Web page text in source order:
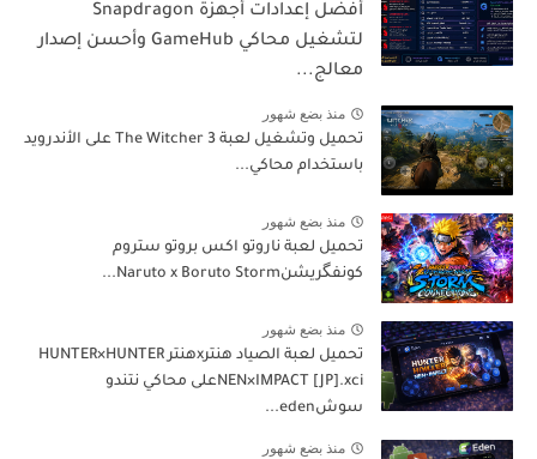
أفضل إعدادات أجهزة Snapdragon
لتشغيل محاكي GameHub وأحسن إصدار
معالج...
منذ بضع شهور
تحميل وتشغيل لعبة The Witcher 3 على الأندرويد
باستخدام محاكي...
منذ بضع شهور
تحميل لعبة ناروتو اكس بروتو ستروم
كونفگريشنNaruto x Boruto Storm...
منذ بضع شهور
تحميل لعبة الصياد هنترxهنتر HUNTER×HUNTER
NEN×IMPACT [JP].xciعلى محاكي نتندو
سوشeden...
منذ بضع شهور